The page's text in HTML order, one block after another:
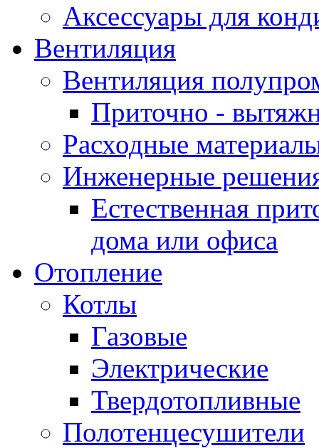
Аксессуары для
Вентиляция
Вентиляция
Приточно -
Расходные
Инженерные
Естественная
дома или офиса
Отопление
Котлы
Газовые
Электрические
Твердотопливные
Полотенцесушители